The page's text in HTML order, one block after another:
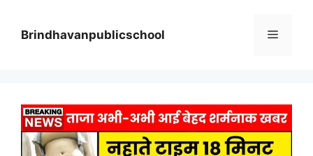
content
Brindhavanpublicschool Menu